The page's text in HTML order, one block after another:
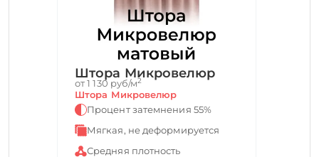
Штора Микровелюр
от 1 130 руб/м2
Штора Микровелюр
Процент затемнения 55%
Мягкая, не деформируется
Средняя плотность